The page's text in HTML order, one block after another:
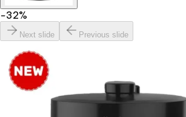
−32%
Next slide Previous slide